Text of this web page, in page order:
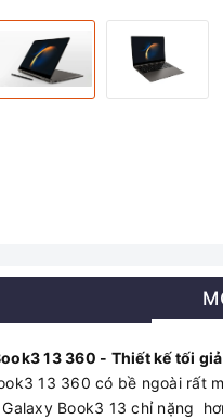
13 360 - Thiết kế tối
13 360 có bề ngoài
Galaxy Book3 13 chỉ nặng